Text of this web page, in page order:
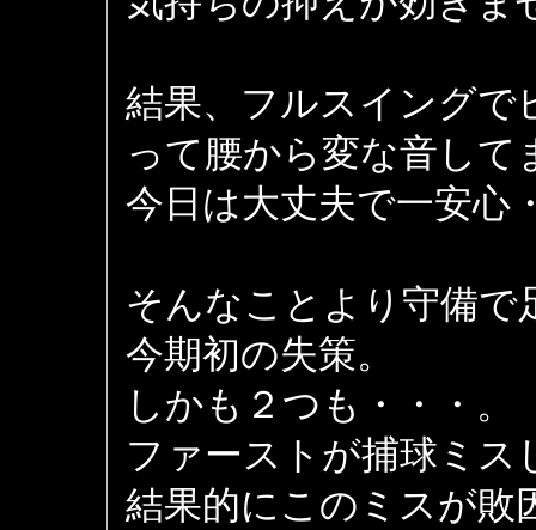
結果、フルスイングで
って腰から変な音して
今日は大丈夫で一安心
そんなことより守備で
今期初の失策。
しかも２つも・・・。
ファーストが捕球ミ
結果的にこのミスが敗